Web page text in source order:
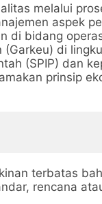
melalui
aspek
di bidang
di
(SPIP) dan
prinsip
terbatas
rencana